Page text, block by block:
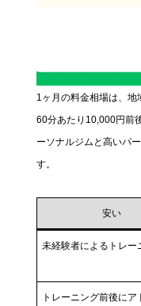
1ヶ月の料金相場は、地
60分あたり10,000円前
ーソナルジムと高いパ
す。
安い
未経験者によるトレー
トレーニング前後にア